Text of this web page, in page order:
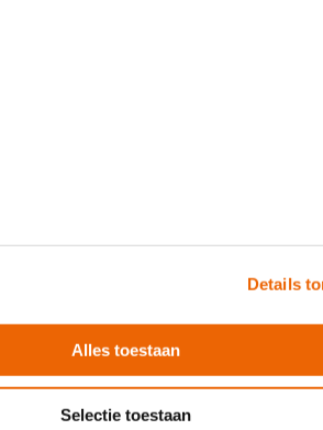
Details
Alles toestaan
Selectie toestaan